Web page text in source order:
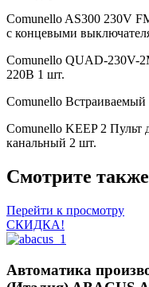
Comunello AS300 230V
с концевыми
Comunello QUAD-230V-
220В 1 шт.
Comunello
Comunello KEEP 2 Пульт
канальный 2 шт.
Смотрите
Перейти к просмотру
СКИДКА!
Автоматика